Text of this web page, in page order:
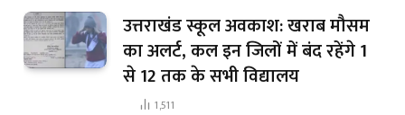
उत्तराखंड स्कूल अवकाश: खराब मौसम
का अलर्ट, कल इन जिलों में बंद रहेंगे 1
से 12 तक के सभी विद्यालय
1,511